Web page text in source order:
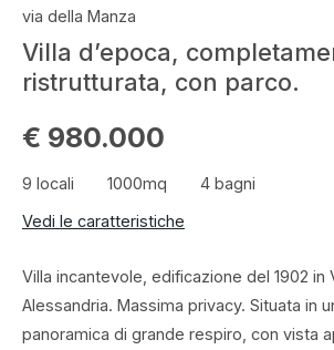
via della Manza
Villa d’epoca,
ristrutturata, con parco.
€ 980.000
9 locali 1000mq
4 bagni
Vedi le caratteristiche
Villa incantevole, edificazione del 1902 in
Alessandria. Massima privacy. Situata in
panoramica di grande respiro, con vista